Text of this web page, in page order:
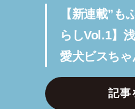
【新連載”も
らしVol.1】
愛犬ビスちゃ
記事